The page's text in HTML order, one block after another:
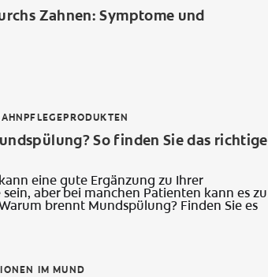
Zahnen: Symptome und
So finden Sie das richtige
eine gute Ergänzung zu Ihrer
aber bei manchen Patienten kann es zu
brennt Mundspülung? Finden Sie es
IM MUND